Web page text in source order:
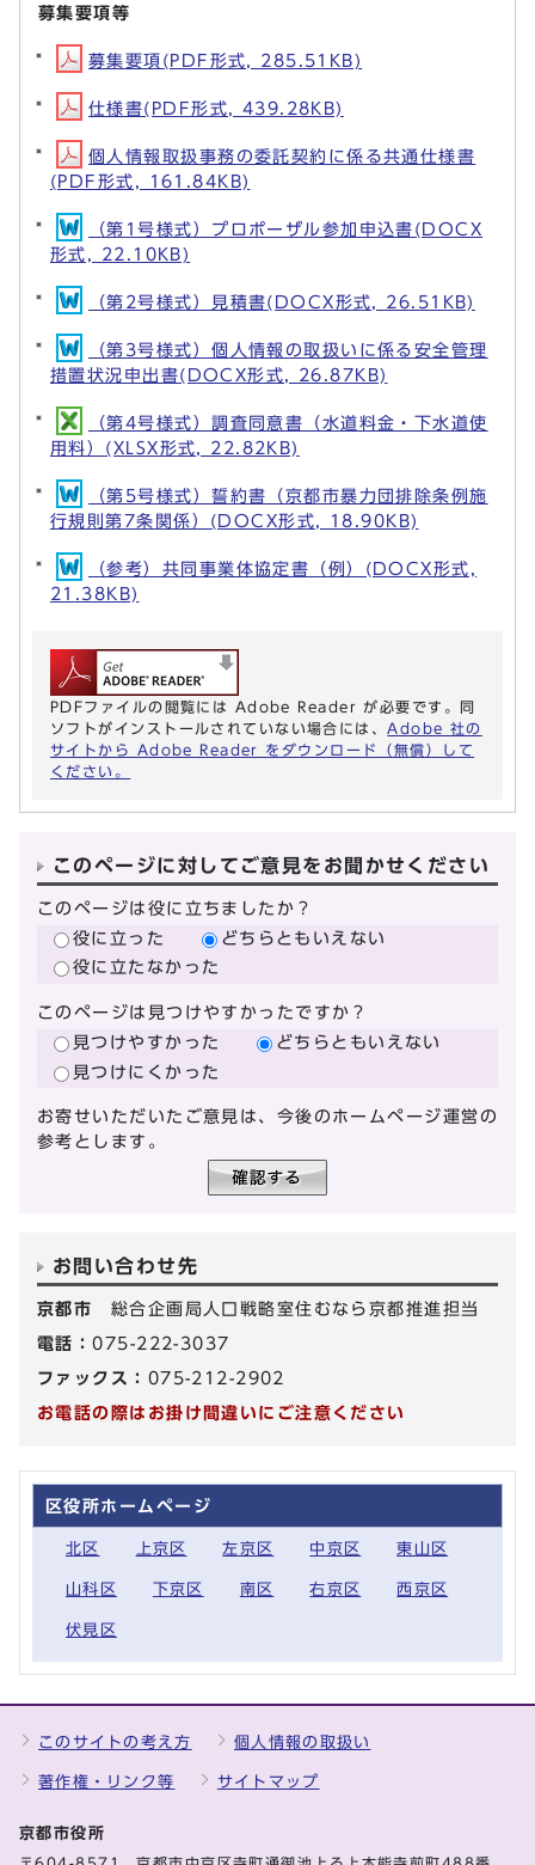
募集要項等
募集要項(PDF形式, 285.51KB)
仕様書(PDF形式, 439.28KB)
個人情報取扱事務の委託契約に係る共通仕様書
(PDF形式, 161.84KB)
（第1号様式）プロポーザル参加申込書(DOCX
形式, 22.10KB)
（第2号様式）見積書(DOCX形式, 26.51KB)
（第3号様式）個人情報の取扱いに係る安全管理
措置状況申出書(DOCX形式, 26.87KB)
（第4号様式）調査同意書（水道料金・下水道使
用料）(XLSX形式, 22.82KB)
（第5号様式）誓約書（京都市暴力団排除条例施
行規則第7条関係）(DOCX形式, 18.90KB)
（参考）共同事業体協定書（例）(DOCX形式,
21.38KB)
PDFファイルの閲覧には Adobe Reader が必要です。同
ソフトがインストールされていない場合には、 Adobe 社の
サイトから Adobe Reader をダウンロード（無償）して
ください。
このページに対してご意見をお聞かせください
このページは役に立ちましたか？
役に立った
どちらともいえない
役に立たなかった
このページは見つけやすかったですか？
見つけやすかった
どちらともいえない
見つけにくかった
お寄せいただいたご意見は、今後のホームページ運営の
参考とします。
お問い合わせ先
京都市 総合企画局人口戦略室住むなら京都推進担当
電話：075-222-3037
ファックス： 075-212-2902
お電話の際はお掛け間違いにご注意ください
区役所ホームページ
北区 上京区 左京区 中京区 東山区
山科区 下京区 南区 右京区 西京区
伏見区
このサイトの考え方 個人情報の取扱い
著作権・リンク等 サイトマップ
京都市役所